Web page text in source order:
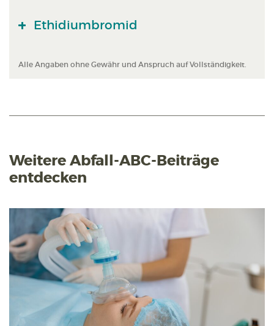
Ethidiumbromid
Alle Angaben ohne Gewähr und Anspruch auf Vollständigkeit.
Weitere Abfall-ABC-Beiträge
entdecken